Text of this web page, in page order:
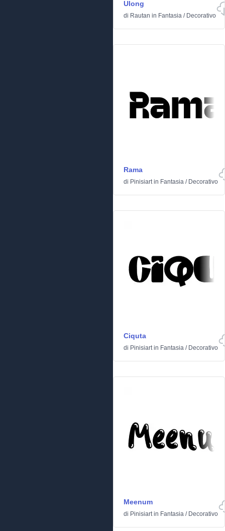
Ulong
di Rautan in Fantasia / Decorativo
Rama
di Pinisiartin Fantasia / Decorativo
Ciquta
di Pinisiartin Fantasia / Decorativo
Meenum
di Pinisiartin Fantasia / Decorativo